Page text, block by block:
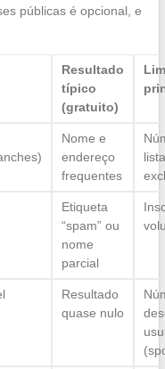
públicas é opcional, e
Resultado
típico
(gratuito)
Nome e
endereço
frequentes
Etiqueta
“spam” ou
nome
parcial
Resultado
quase nulo